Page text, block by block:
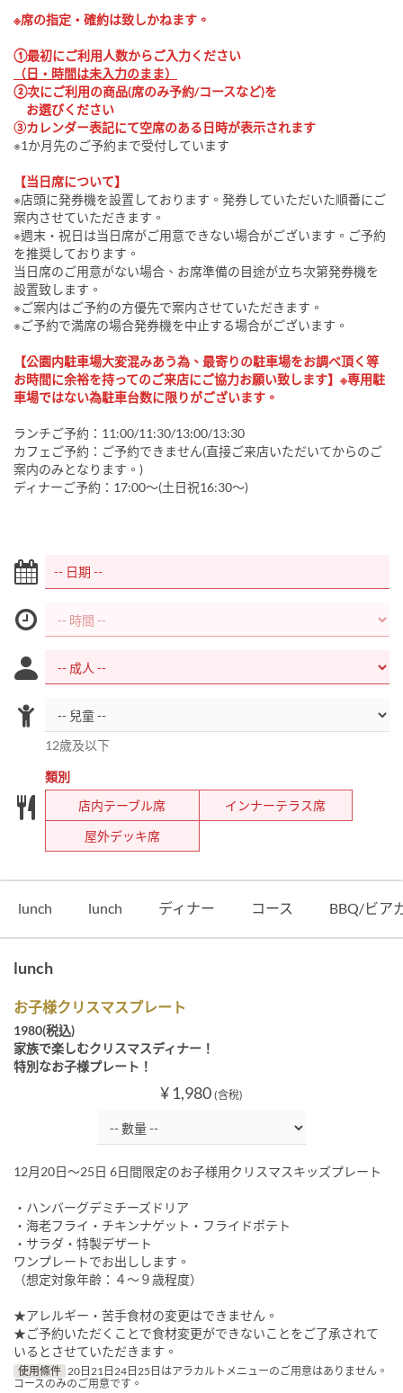
※席の指定・確約は致しかねます。
①最初にご利用人数からご入力ください
（日・時間は未入力のまま）
②次にご利用の商品(席のみ予約/コースなど)を
お選びください
③カレンダー表記にて空席のある日時が表示されます
※1か月先のご予約まで受付しています
【当日席について】
※店頭に発券機を設置しております。発券していただいた順番にご
案内させていただきます。
※週末・祝日は当日席がご用意できない場合がございます。ご予約
を推奨しております。
当日席のご用意がない場合、お席準備の目途が立ち次第発券機を
設置致します。
※ご案内はご予約の方優先で案内させていただきます。
※ご予約で満席の場合発券機を中止する場合がございます。
【公園内駐車場大変混みあう為、最寄りの駐車場をお調べ頂く等
お時間に余裕を持ってのご来店にご協力お願い致します】※専用駐
車場ではない為駐車台数に限りがございます。
ランチご予約：11:00/11:30/13:00/13:30
カフェご予約：ご予約できません(直接ご来店いただいてからのご
案内のみとなります。)
ディナーご予約：17:00～(土日祝16:30～)
12歲及以下
類別
店内テーブル席
インナーテラス席
屋外デッキ席
lunch lunch ディナー コース BBQ/ビア
lunch
お子様クリスマスプレート
1980(税込)
家族で楽しむクリスマスディナー！
特別なお子様プレート！
¥ 1,980 (含稅)
12月20日～25日 6日間限定のお子様用クリスマスキッズプレート
・ハンバーグデミチーズドリア
・海老フライ・チキンナゲット・フライドポテト
・サラダ・特製デザート
ワンプレートでお出しします。
（想定対象年齢：４～９歳程度）
★アレルギー・苦手食材の変更はできません。
★ご予約いただくことで食材変更ができないことをご了承されて
いるとさせていただきます。
使用條件 20日21日24日25日はアラカルトメニューのご用意はありません。
コースのみのご用意です。